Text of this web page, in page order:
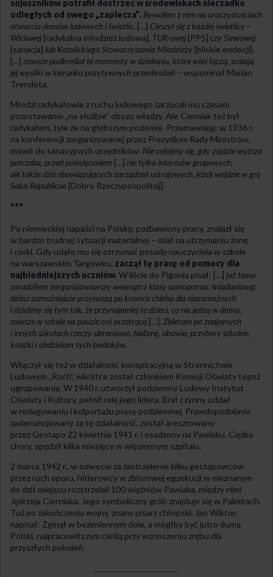
sojuszników potrafił dostrzec w środowiskach nierzadko
odległych od swego „zaplecza”. Bywałem z nim na uroczystościach
otwarcia domów ludowych i świetlic. […] Cieszył się z każdej świetlicy –
Wiciowej [radykalna młodzież ludowa], TUR-owej [PPS] czy Siewowej
[sanacja] lub Katolickiego Stowarzyszenia Młodzieży [bliskie endecji].
[…] zawsze podkreślał te momenty w działaniu, które wieś łączą, scalają
jej wysiłki w kierunku pozytywnych przeobrażeń – wspominał Marian
Trendota.
Młodzi radykałowie z ruchu ludowego zarzucali mu czasem
pozostawanie „na służbie” obozu władzy. Ale Cierniak też był
radykałem, tyle że na głębszym poziomie. Przemawiając w 1936 r.
na konferencji zorganizowanej przez Prezydium Rady Ministrów,
mówił do sanacyjnych urzędników: Nie cofajmy się, gdy zajdzie wyższa
potrzeba, przed poświęceniem […] nie tylko interesów grupowych,
ale także dziś obowiązujących zarządzeń ustrojowych, jeżeli wejdzie w grę
Salus Republicae [Dobro Rzeczypospolitej].
***
Po niemieckiej napaści na Polskę, pozbawiony pracy, znalazł się
w bardzo trudnej sytuacji materialnej – miał na utrzymaniu żonę
i córki. Gdy udało mu się otrzymać posadę nauczyciela w szkole
na warszawskim Targówku, zaczął tę pracę od pomocy dla
najbiedniejszych uczniów. W liście do Pigonia pisał: […] już temu
zaradziłem zorganizowawszy wewnątrz klasy samopomoc śniadaniową:
dzieci zamożniejsze przynoszą po kromce chleba dla niezamożnych
i dzielimy się tym tak, że przynajmniej te dzieci, co nie jedzą w domu,
zawsze w szkole na pauzie coś przetrącą […]. Zbieram po znajomych
i innych szkołach rzeczy ubraniowe, bieliznę, obuwie, przybory szkolne,
książki i obdzielam tych biedaków.
Włączył się też w działalność konspiracyjną w Stronnictwie
Ludowym „Roch”, wkrótce został członkiem Komisji Oświaty tegoż
ugrupowania. W 1940 r. utworzył podziemny Ludowy Instytut
Oświaty i Kultury, pełnił rolę jego lidera. Brał czynny udział
w redagowaniu i kolportażu prasy podziemnej. Prawdopodobnie
zadenuncjowany za tę działalność, został aresztowany
przez Gestapo 22 kwietnia 1941 r. i osadzony na Pawiaku. Ciężko
chory, spędził kilka miesięcy w więziennym szpitalu.
2 marca 1942 r., w odwecie za zastrzelenie kilku gestapowców
przez ruch oporu, hitlerowcy w zbiorowej egzekucji w nieznanym
do dziś miejscu rozstrzelali 100 więźniów Pawiaka, między nimi
Jędrzeja Cierniaka. Jego symboliczny grób znajduje się w Palmirach.
Tuż po zakończeniu wojny, znany pisarz chłopski, Jan Wiktor,
napisał: Zginął w bezimiennym dole, a mógłby być jutro dumą
Polski, najpracowitszym cieślą przy wznoszeniu zrębu dla
przyszłych pokoleń.